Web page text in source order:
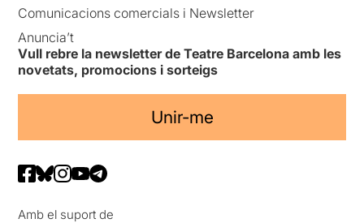
Comunicacions comercials i Newsletter
Anuncia’t
Vull rebre la newsletter de Teatre Barcelona amb les
novetats, promocions i sorteigs
Unir-me
Amb el suport de